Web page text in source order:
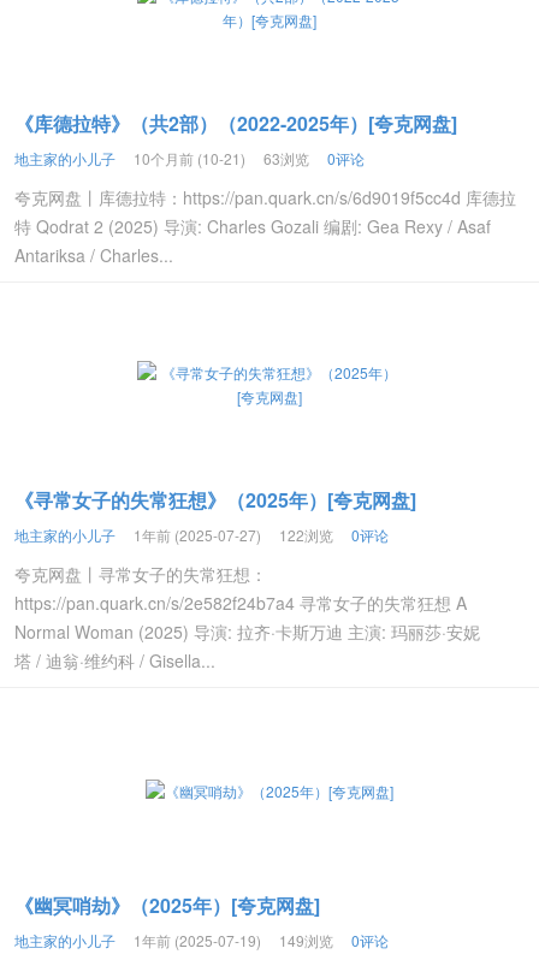
《库德拉特》（共2部）（2022-2025年）[夸克网盘]
地主家的小儿子 10个月前 (10-21) 63浏览 0评论
夸克网盘丨库德拉特：https://pan.quark.cn/s/6d9019f5cc4d 库德拉
特 Qodrat 2 (2025) 导演: Charles Gozali 编剧: Gea Rexy / Asaf
Antariksa / Charles...
《寻常女子的失常狂想》（2025年）[夸克网盘]
地主家的小儿子 1年前 (2025-07-27) 122浏览 0评论
夸克网盘丨寻常女子的失常狂想：
https://pan.quark.cn/s/2e582f24b7a4 寻常女子的失常狂想 A
Normal Woman (2025) 导演: 拉齐·卡斯万迪 主演: 玛丽莎·安妮
塔 / 迪翁·维约科 / Gisella...
《幽冥哨劫》（2025年）[夸克网盘]
地主家的小儿子 1年前 (2025-07-19) 149浏览 0评论